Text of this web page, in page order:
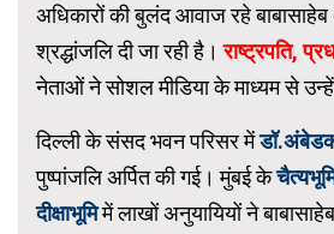
अधिकारों की बुलंद आवाज रहे
श्रद्धांजलि दी जा रही है।राष्ट्रपति,
नेताओं ने सोशल मीडिया के माध्यम से
दिल्ली के संसद भवन परिसर में
पुष्पांजलि अर्पित की गई। मुंबई के
दीक्षाभूमिमें लाखों अनुयायियों ने